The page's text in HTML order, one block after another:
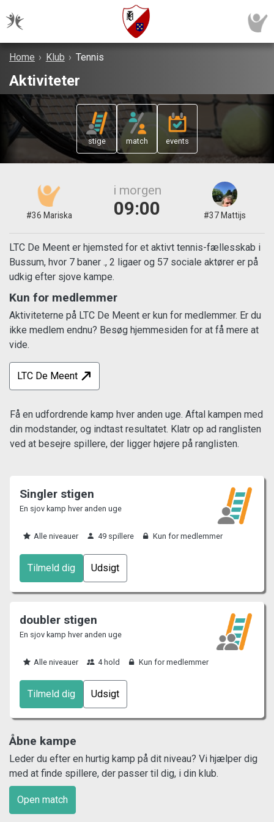
Home › Klub › Tennis
Aktiviteter
stige match events
#36 Mariska
i morgen
09:00 #37 Mattijs
LTC De Meent er hjemsted for et aktivt tennis-fællesskab i
Bussum, hvor 7 baner ., 2 ligaer og 57 sociale aktører er på
udkig efter sjove kampe.
Kun for medlemmer
Aktiviteterne på LTC De Meent er kun for medlemmer. Er du
ikke medlem endnu? Besøg hjemmesiden for at få mere at
vide.
LTC De Meent
Få en udfordrende kamp hver anden uge. Aftal kampen med
din modstander, og indtast resultatet. Klatr op ad ranglisten
ved at besejre spillere, der ligger højere på ranglisten.
Singler stigen
En sjov kamp hver anden uge
Alle niveauer 49 spillere Kun for medlemmer
Tilmeld dig Udsigt
doubler stigen
En sjov kamp hver anden uge
Alle niveauer 4 hold Kun for medlemmer
Tilmeld dig Udsigt
Åbne kampe
Leder du efter en hurtig kamp på dit niveau? Vi hjælper dig
med at finde spillere, der passer til dig, i din klub.
Open match